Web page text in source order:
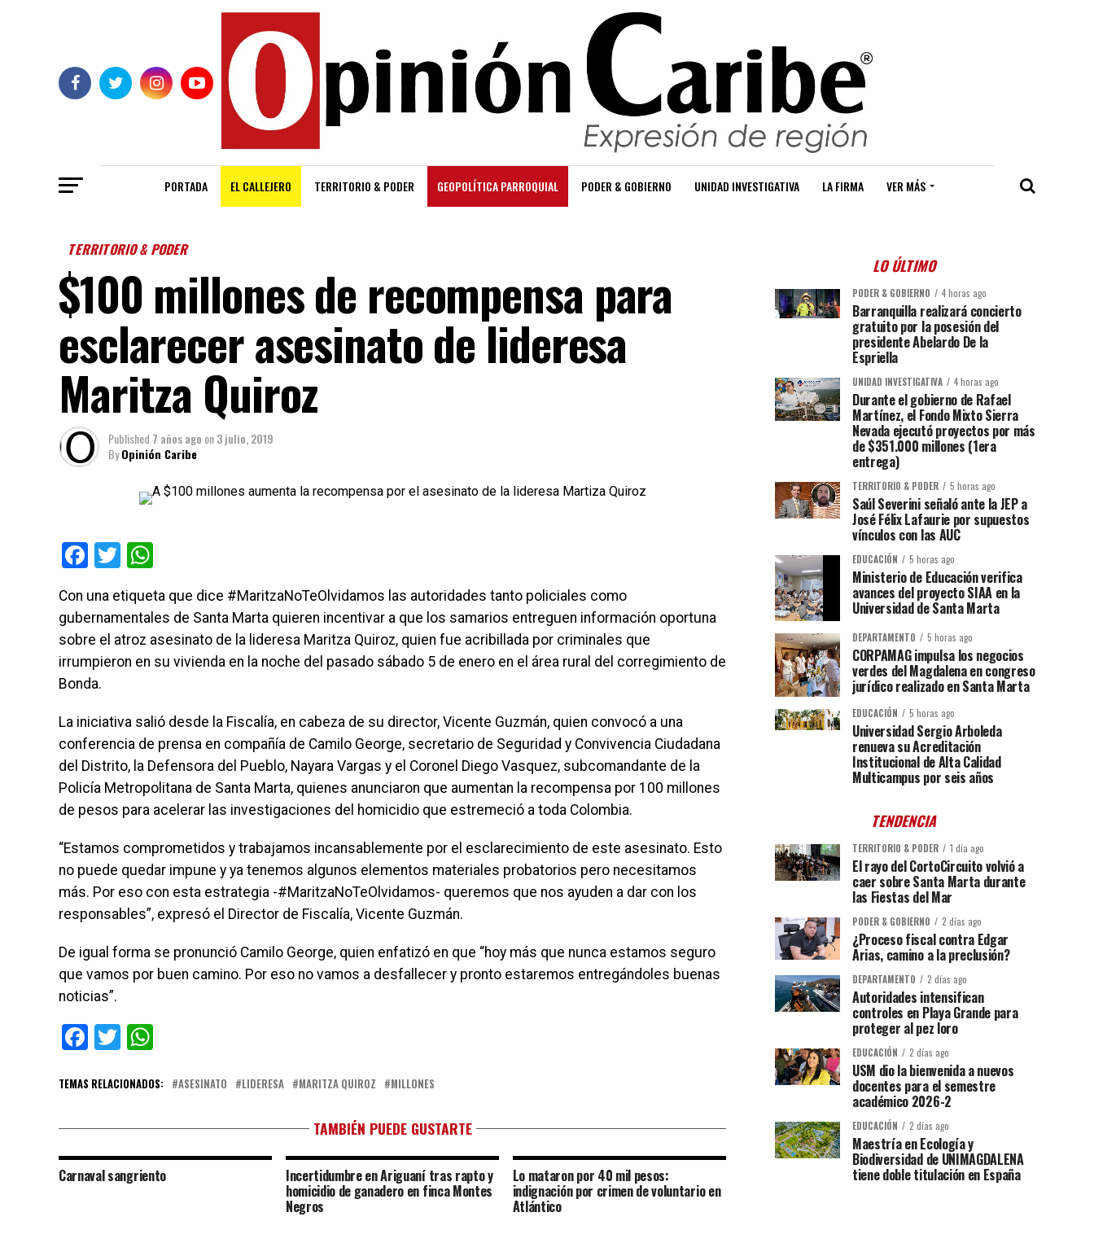
PORTADA EL CALLEJERO TERRITORIO & PODER GEOPOLÍTICA PARROQUIAL PODER & GOBIERNO UNIDAD INVESTIGATIVA LA FIRMA VER MÁS
TERRITORIO & PODER
$100 millones de recompensa para
esclarecer asesinato de lideresa
Maritza Quiroz
Published 7 años ago on3 julio, 2019
ByOpinión Caribe
Facebook
Twitter
Con una etiqueta que dice #MaritzaNoTeOlvidamos las autoridades tanto policiales como
gubernamentales de Santa Marta quieren incentivar a que los samarios entreguen información oportuna
sobre el atroz asesinato de la lideresa Maritza Quiroz, quien fue acribillada por criminales que
irrumpieron en su vivienda en la noche del pasado sábado 5 de enero en el área rural del corregimiento de
Bonda.
La iniciativa salió desde la Fiscalía, en cabeza de su director, Vicente Guzmán, quien convocó a una
conferencia de prensa en compañía de Camilo George, secretario de Seguridad y Convivencia Ciudadana
del Distrito, la Defensora del Pueblo, Nayara Vargas y el Coronel Diego Vasquez, subcomandante de la
Policía Metropolitana de Santa Marta, quienes anunciaron que aumentan la recompensa por 100 millones
de pesos para acelerar las investigaciones del homicidio que estremeció a toda Colombia.
“Estamos comprometidos y trabajamos incansablemente por el esclarecimiento de este asesinato. Esto
no puede quedar impune y ya tenemos algunos elementos materiales probatorios pero necesitamos
más. Por eso con esta estrategia -#MaritzaNoTeOlvidamos- queremos que nos ayuden a dar con los
responsables”, expresó el Director de Fiscalía, Vicente Guzmán.
De igual forma se pronunció Camilo George, quien enfatizó en que “hoy más que nunca estamos seguro
que vamos por buen camino. Por eso no vamos a desfallecer y pronto estaremos entregándoles buenas
noticias”.
Facebook
Twitter
TEMAS RELACIONADOS: ASESINATO LIDERESA MARITZA QUIROZ MILLONES
TAMBIÉN PUEDE GUSTARTE
Carnaval sangriento Incertidumbre en Ariguaní tras rapto y
homicidio de ganadero en finca Montes
Negros
Lo mataron por 40 mil pesos:
indignación por crimen de voluntario en
Atlántico
LO ÚLTIMO
PODER & GOBIERNO 4 horas ago
Barranquilla realizará concierto
gratuito por la posesión del
presidente Abelardo De la
Espriella
UNIDAD INVESTIGATIVA 4 horas ago
Durante el gobierno de Rafael
Martínez, el Fondo Mixto Sierra
Nevada ejecutó proyectos por más
de $351.000 millones (1era
entrega)
TERRITORIO & PODER 5 horas ago
Saúl Severini señaló ante la JEP a
José Félix Lafaurie por supuestos
vínculos con las AUC
EDUCACIÓN 5 horas ago
Ministerio de Educación verifica
avances del proyecto SIAA en la
Universidad de Santa Marta
DEPARTAMENTO 5 horas ago
CORPAMAG impulsa los negocios
verdes del Magdalena en congreso
jurídico realizado en Santa Marta
EDUCACIÓN 5 horas ago
Universidad Sergio Arboleda
renueva su Acreditación
Institucional de Alta Calidad
Multicampus por seis años
TENDENCIA
TERRITORIO & PODER 1 día ago
El rayo del CortoCircuito volvió a
caer sobre Santa Marta durante
las Fiestas del Mar
PODER & GOBIERNO 2 días ago
¿Proceso fiscal contra Edgar
Arias, camino a la preclusión?
DEPARTAMENTO 2 días ago
Autoridades intensifican
controles en Playa Grande para
proteger al pez loro
EDUCACIÓN 2 días ago
USM dio la bienvenida a nuevos
docentes para el semestre
académico 2026-2
EDUCACIÓN 2 días ago
Maestría en Ecología y
Biodiversidad de UNIMAGDALENA
tiene doble titulación en España